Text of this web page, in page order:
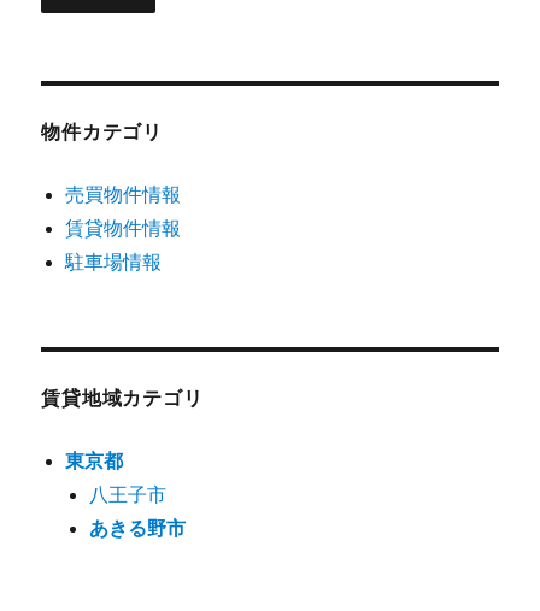
物件カテゴリ
売買物件情報
賃貸物件情報
駐車場情報
賃貸地域カテゴリ
東京都
八王子市
あきる野市